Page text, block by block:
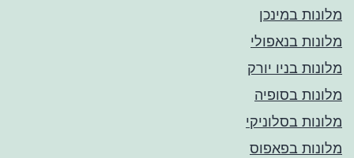
מלונות במינכן
מלונות בנאפולי
מלונות בניו יורק
מלונות בסופיה
מלונות בסלוניקי
מלונות בפאפוס